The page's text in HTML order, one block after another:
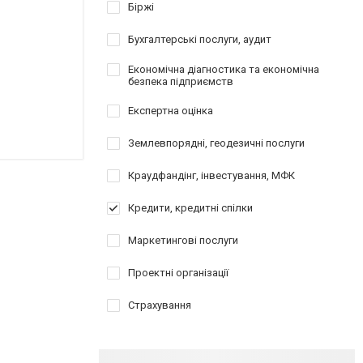
Біржі
Бухгалтерські послуги, аудит
Економічна діагностика та економічна
безпека підприємств
Експертна оцінка
Землевпорядні, геодезичні послуги
Краудфандінг, інвестування, МФК
Кредити, кредитні спілки
Маркетингові послуги
Проектні організації
Страхування